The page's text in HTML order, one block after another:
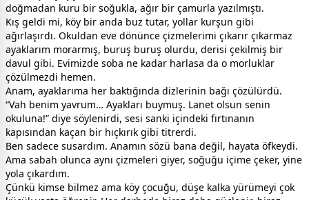
doğmadan kuru bir soğukla, ağır bir çamurla yazılmıştı.
Kış geldi mi, köy bir anda buz tutar, yollar kurşun gibi
ağırlaşırdı. Okuldan eve dönünce çizmelerimi çıkarır çıkarmaz
ayaklarım morarmış, buruş buruş olurdu, derisi çekilmiş bir
davul gibi. Evimizde soba ne kadar harlasa da o morluklar
çözülmezdi hemen.
Anam, ayaklarıma her baktığında dizlerinin bağı çözülürdü.
“Vah benim yavrum… Ayakları buymuş. Lanet olsun senin
okuluna!” diye söylenirdi, sesi sanki içindeki fırtınanın
kapısından kaçan bir hıçkırık gibi titrerdi.
Ben sadece susardım. Anamın sözü bana değil, hayata öfkeydi.
Ama sabah olunca aynı çizmeleri giyer, soğuğu içime çeker, yine
yola çıkardım.
Çünkü kimse bilmez ama köy çocuğu, düşe kalka yürümeyi çok